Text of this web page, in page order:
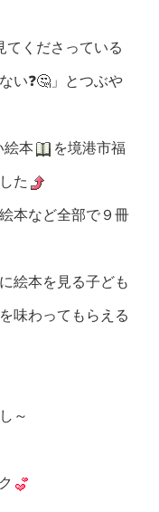
てくださっている
い❓🤔」とつぶや
絵本 を境港市福
た
本など全部で９冊
絵本を見る子ども
味わってもらえる
～